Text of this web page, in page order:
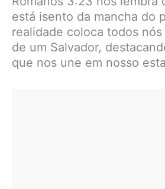
está isento da mancha do
realidade coloca todos
de um Salvador,
que nos une em nosso